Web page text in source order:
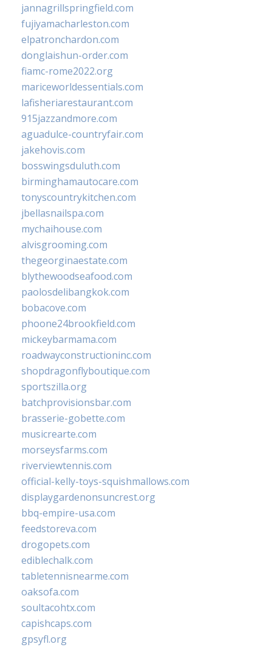
jannagrillspringfield.com
fujiyamacharleston.com
elpatronchardon.com
donglaishun-order.com
fiamc-rome2022.org
mariceworldessentials.com
lafisheriarestaurant.com
915jazzandmore.com
aguadulce-countryfair.com
jakehovis.com
bosswingsduluth.com
birminghamautocare.com
tonyscountrykitchen.com
jbellasnailspa.com
mychaihouse.com
alvisgrooming.com
thegeorginaestate.com
blythewoodseafood.com
paolosdelibangkok.com
bobacove.com
phoone24brookfield.com
mickeybarmama.com
roadwayconstructioninc.com
shopdragonflyboutique.com
sportszilla.org
batchprovisionsbar.com
brasserie-gobette.com
musicrearte.com
morseysfarms.com
riverviewtennis.com
official-kelly-toys-squishmallows.com
displaygardenonsuncrest.org
bbq-empire-usa.com
feedstoreva.com
drogopets.com
ediblechalk.com
tabletennisnearme.com
oaksofa.com
soultacohtx.com
capishcaps.com
gpsyfl.org